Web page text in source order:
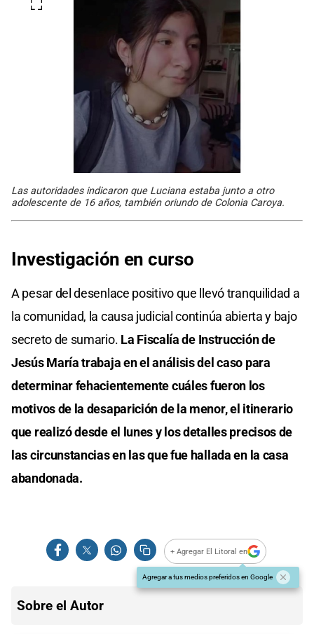
Las autoridades indicaron que Luciana estaba junto a otro
adolescente de 16 años, también oriundo de Colonia Caroya.
Investigación en curso
A pesar del desenlace positivo que llevó tranquilidad a
la comunidad, la causa judicial continúa abierta y bajo
secreto de sumario. La Fiscalía de Instrucción de
Jesús María trabaja en el análisis del caso para
determinar fehacientemente cuáles fueron los
motivos de la desaparición de la menor, el itinerario
que realizó desde el lunes y los detalles precisos de
las circunstancias en las que fue hallada en la casa
abandonada.
+ Agregar El Litoral en
Agregar a tus medios preferidos en Google
Sobre el Autor